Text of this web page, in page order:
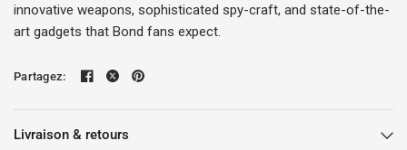
innovative weapons, sophisticated spy-craft, and state-of-the-
art gadgets that Bond fans expect.
Partagez:
Livraison & retours